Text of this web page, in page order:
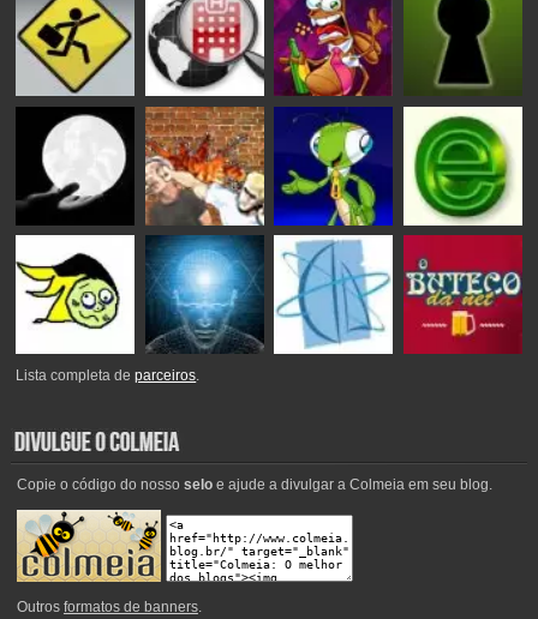
Lista completa deparceiros.
Copie o código do nosso seloe ajude a divulgar a Colmeia em seu blog.
Outros formatos de banners.